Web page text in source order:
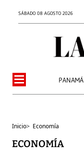
SÁBADO 08 AGOSTO 2026
PANAMÁ
Inicio> Economía
ECONOMÍA